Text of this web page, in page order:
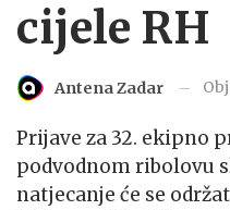
cijele RH
Antena Zadar
Prijave za 32. ekipno
podvodnom ribolovu
natjecanje će se